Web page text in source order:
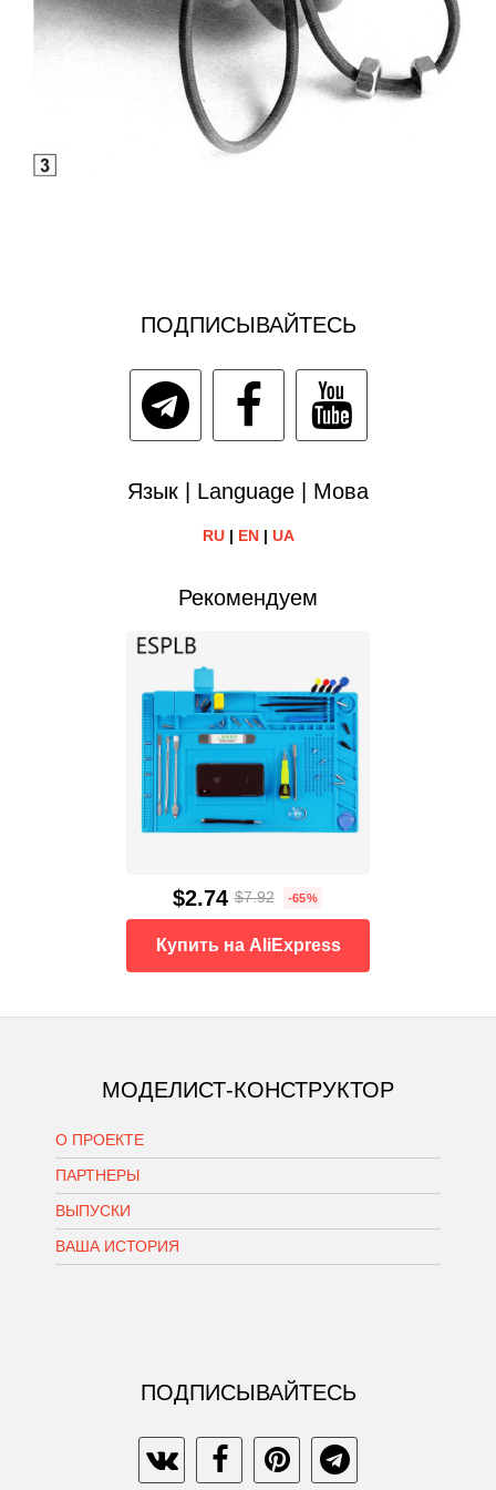
ПОДПИСЫВАЙТЕСЬ
Язык | Language | Мова
RU| EN| UA
Рекомендуем
$2.74 $7.92 -65%
Купить на AliExpress
МОДЕЛИСТ-КОНСТРУКТОР
О ПРОЕКТЕ
ПАРТНЕРЫ
ВЫПУСКИ
ВАША ИСТОРИЯ
ПОДПИСЫВАЙТЕСЬ